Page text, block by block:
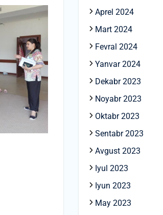
Aprel 2024
Mart 2024
Fevral 2024
Yanvar 2024
Dekabr 2023
Noyabr 2023
Oktabr 2023
Sentabr 2023
Avgust 2023
Iyul 2023
Iyun 2023
May 2023